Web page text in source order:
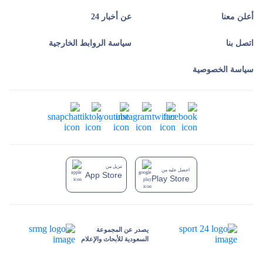
يصدر عن المجموعة
السعودية للأبحاث والإعلام
أعلن معنا عن أخبار 24
اتصل بنا سياسة الروابط الخارجية
سياسة الخصوصية
تنزيل من
App Store
احصل عليه من
Play Store